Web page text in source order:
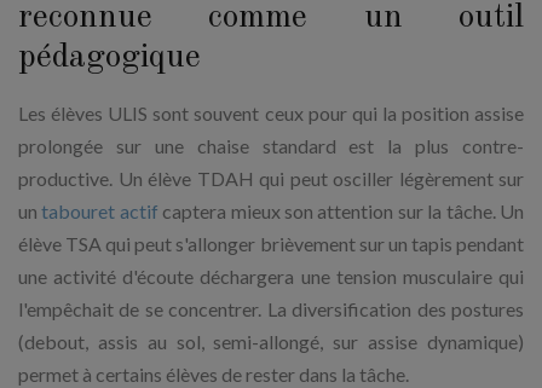
reconnue comme un outil
pédagogique
Les élèves ULIS sont souvent ceux pour qui la position assise
prolongée sur une chaise standard est la plus contre-
productive. Un élève TDAH qui peut osciller légèrement sur
untabouret actif captera mieux son attention sur la tâche. Un
élève TSA qui peut s'allonger brièvement sur un tapis pendant
une activité d'écoute déchargera une tension musculaire qui
l'empêchait de se concentrer. La diversification des postures
(debout, assis au sol, semi-allongé, sur assise dynamique)
permet à certains élèves de rester dans la tâche.